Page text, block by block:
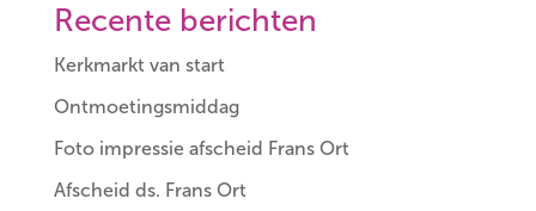
Recente berichten
Kerkmarkt van start
Ontmoetingsmiddag
Foto impressie afscheid Frans Ort
Afscheid ds. Frans Ort